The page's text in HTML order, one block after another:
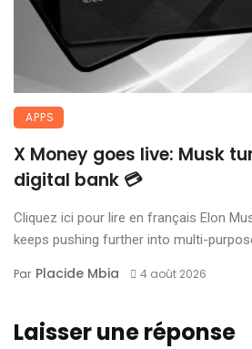
APPS
X Money goes live: Musk
digital bank 💳
Cliquez ici pour lire en français Elon
keeps pushing further into multi-
Par Placide Mbia 4 août 2026
Laisser une réponse